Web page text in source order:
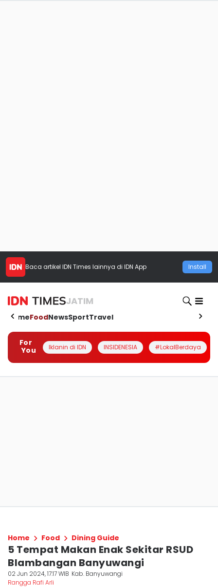
Baca artikel IDN Times lainnya di IDN App Install
JATIM
HomeFoodNewsSportTravel
For
You
Iklanin di IDN INSIDENESIA #LokalBerdaya
Home Food Dining Guide
5 Tempat Makan Enak Sekitar RSUD
Blambangan Banyuwangi
02 Jun 2024, 17:17 WIB Kab. Banyuwangi
Rangga Rafi Arli